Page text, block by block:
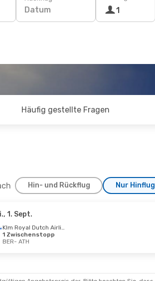
Datum 1
Häufig gestellte Fragen
Hin- und Rückflug Nur Hinflug
1. Sept.
Klm Royal Dutch Airlines
1 Zwischenstopp
BER- ATH